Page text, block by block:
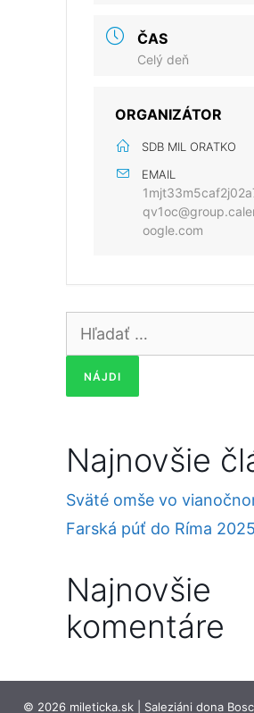
ČAS
Celý deň
ORGANIZÁTOR
SDB MIL ORATKO
EMAIL
oogle.com
Hľadať:
Najnovšie
Sväté omše vo
Farská púť do Ríma 2025
Najnovšie
komentáre
© 2026 mileticka.sk | Saleziáni dona